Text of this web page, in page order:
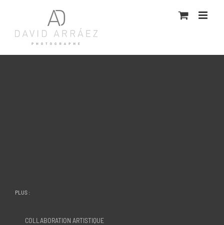
PLUS :
COLLABORATION ARTISTIQUE